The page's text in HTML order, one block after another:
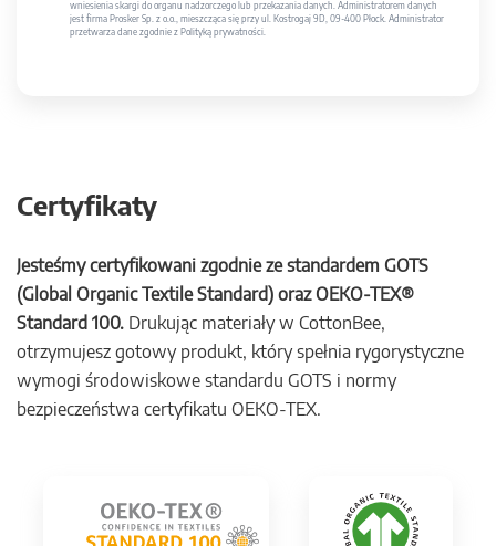
wniesienia skargi do organu nadzorczego lub przekazania danych. Administratorem danych
jest firma Prosker Sp. z o.o., mieszcząca się przy ul. Kostrogaj 9D, 09-400 Płock. Administrator
przetwarza dane zgodnie z Polityką prywatności.
Certyfikaty
Jesteśmy certyfikowani zgodnie ze standardem GOTS
(Global Organic Textile Standard) oraz OEKO-TEX®
Standard 100. Drukując materiały w CottonBee,
otrzymujesz gotowy produkt, który spełnia rygorystyczne
wymogi środowiskowe standardu GOTS i normy
bezpieczeństwa certyfikatu OEKO-TEX.